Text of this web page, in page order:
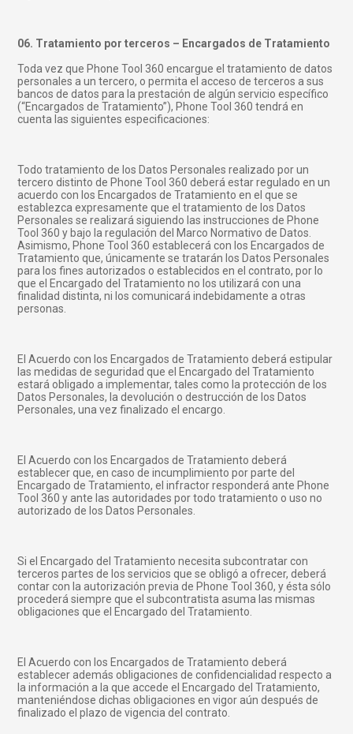
06. Tratamiento por terceros – Encargados de Tratamiento
Toda vez que Phone Tool 360 encargue el tratamiento de datos
personales a un tercero, o permita el acceso de terceros a sus
bancos de datos para la prestación de algún servicio específico
(“Encargados de Tratamiento”), Phone Tool 360 tendrá en
cuenta las siguientes especificaciones:
Todo tratamiento de los Datos Personales realizado por un
tercero distinto de Phone Tool 360 deberá estar regulado en un
acuerdo con los Encargados de Tratamiento en el que se
establezca expresamente que el tratamiento de los Datos
Personales se realizará siguiendo las instrucciones de Phone
Tool 360 y bajo la regulación del Marco Normativo de Datos.
Asimismo, Phone Tool 360 establecerá con los Encargados de
Tratamiento que, únicamente se tratarán los Datos Personales
para los fines autorizados o establecidos en el contrato, por lo
que el Encargado del Tratamiento no los utilizará con una
finalidad distinta, ni los comunicará indebidamente a otras
personas.
El Acuerdo con los Encargados de Tratamiento deberá estipular
las medidas de seguridad que el Encargado del Tratamiento
estará obligado a implementar, tales como la protección de los
Datos Personales, la devolución o destrucción de los Datos
Personales, una vez finalizado el encargo.
El Acuerdo con los Encargados de Tratamiento deberá
establecer que, en caso de incumplimiento por parte del
Encargado de Tratamiento, el infractor responderá ante Phone
Tool 360 y ante las autoridades por todo tratamiento o uso no
autorizado de los Datos Personales.
Si el Encargado del Tratamiento necesita subcontratar con
terceros partes de los servicios que se obligó a ofrecer, deberá
contar con la autorización previa de Phone Tool 360, y ésta sólo
procederá siempre que el subcontratista asuma las mismas
obligaciones que el Encargado del Tratamiento.
El Acuerdo con los Encargados de Tratamiento deberá
establecer además obligaciones de confidencialidad respecto a
la información a la que accede el Encargado del Tratamiento,
manteniéndose dichas obligaciones en vigor aún después de
finalizado el plazo de vigencia del contrato.